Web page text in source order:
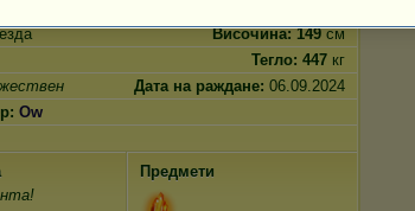
Височина: 149см
Тегло: 447 кг
Дата на раждане: 06.09.2024
Ow
Предмети